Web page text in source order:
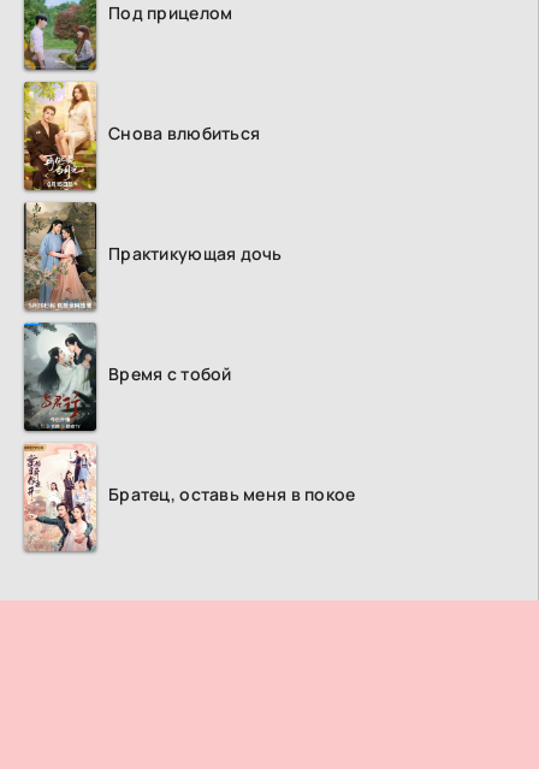
Под прицелом
Снова влюбиться
Практикующая дочь
Время с тобой
Братец, оставь меня в покое